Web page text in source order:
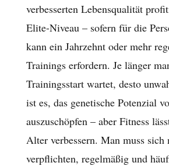
verbesserten Lebensqualität
Elite-Niveau – sofern für die
kann ein Jahrzehnt oder mehr
Trainings erfordern. Je länger
Trainingsstart wartet, desto
ist es, das genetische Potenzial
auszuschöpfen – aber Fitness
Alter verbessern. Man muss sich
verpflichten, regelmäßig und